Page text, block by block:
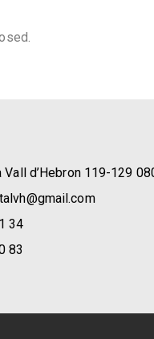
d’Hebron 119-129
34
83